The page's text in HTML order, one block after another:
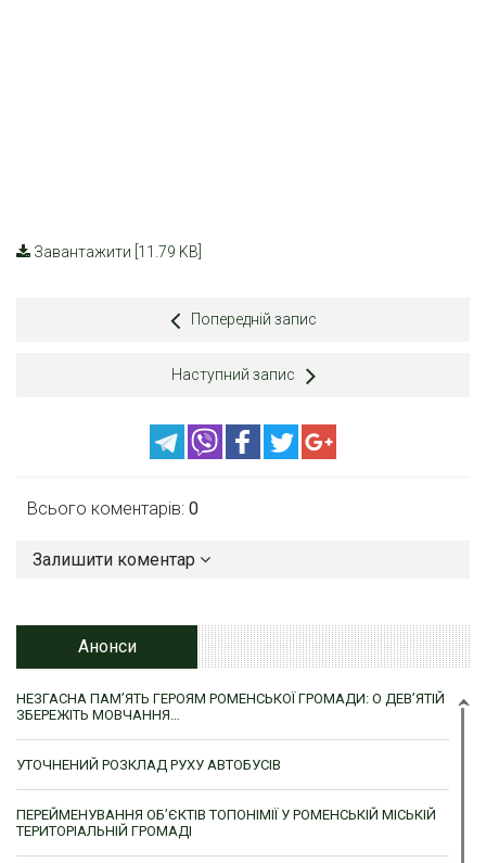
Завантажити [11.79 KB]
Попередній запис
Наступний запис
Всього коментарів: 0
Залишити коментар
Анонси
НЕЗГАСНА ПАМ’ЯТЬ ГЕРОЯМ РОМЕНСЬКОЇ ГРОМАДИ: О ДЕВ’ЯТІЙ
ЗБЕРЕЖІТЬ МОВЧАННЯ…
УТОЧНЕНИЙ РОЗКЛАД РУХУ АВТОБУСІВ
ПЕРЕЙМЕНУВАННЯ ОБ’ЄКТІВ ТОПОНІМІЇ У РОМЕНСЬКІЙ МІСЬКІЙ
ТЕРИТОРІАЛЬНІЙ ГРОМАДІ